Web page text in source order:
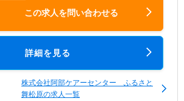
この求人を問い合わせる
詳細を見る
株式会社阿部ケアーセンター ふるさと
舞松原の求人一覧